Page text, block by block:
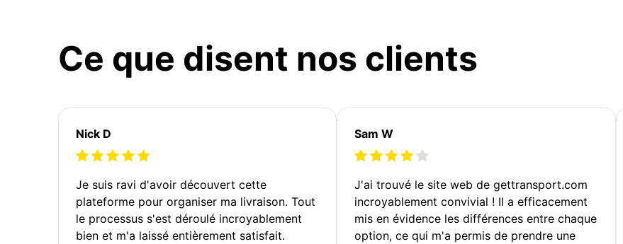
Ce que disent nos clients
Nick D
Je suis ravi d'avoir découvert cette
plateforme pour organiser ma livraison. Tout
le processus s'est déroulé incroyablement
bien et m'a laissé entièrement satisfait.
Sam W
J'ai trouvé le site web de gettransport.com
incroyablement convivial ! Il a efficacement
mis en évidence les différences entre chaque
option, ce qui m'a permis de prendre une